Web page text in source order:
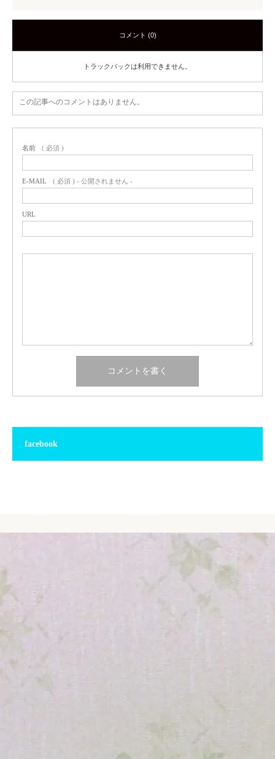
コメント (0)
トラックバックは利用できません。
この記事へのコメントはありません。
名前 ( 必須 )
E-MAIL ( 必須 ) - 公開されません -
URL
facebook